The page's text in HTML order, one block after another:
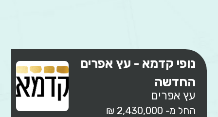
נופי קדמא - עץ אפרים
החדשה
עץ אפרים
החל מ- 2,430,000 ₪